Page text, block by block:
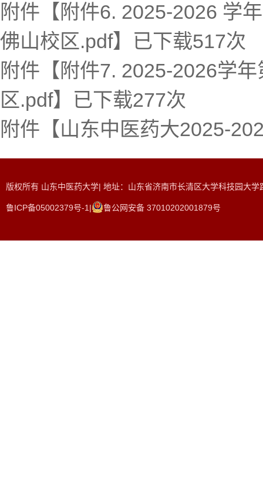
附件【 附件6. 2025-2026 学
佛山校区.pdf】已下载517次
附件【 附件7. 2025-2026学
区.pdf】已下载277次
附件【山东中医药大2025-
版权所有 山东中医药大学| 地址：山东省济南市长清区大学科技园大
鲁ICP备05002379号-1| 鲁公网安备 37010202001879号